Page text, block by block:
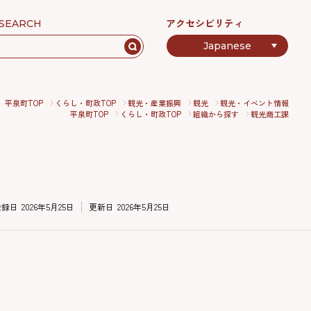
アクセシビリティ
平泉町TOP くらし・町政TOP 観光・産業振興 観光
観光・イベント情報
平泉町TOP
くらし・町政TOP 組織から探す 観光商工課
日 2026年5月25日 更新日 2026年5月25日